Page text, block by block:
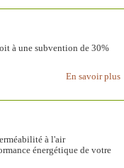
à une subvention de 30%
En savoir plus
à l'air
énergétique de votre